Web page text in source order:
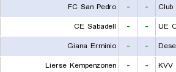
-
-
FC San Pedro
UE
-
-
CE Sabadell
-
-
Giana Erminio
KVV
-
-
Lierse Kempenzonen